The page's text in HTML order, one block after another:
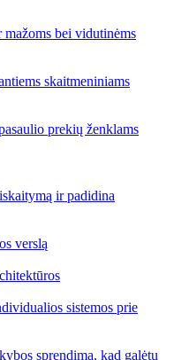
bei vidutinėms
skaitmeniniams
prekių ženklams
ir padidina
verslą
sistemos prie
sprendimą, kad galėtų